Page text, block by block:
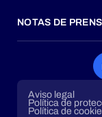
NOTAS DE
Aviso legal
Política de
Política de